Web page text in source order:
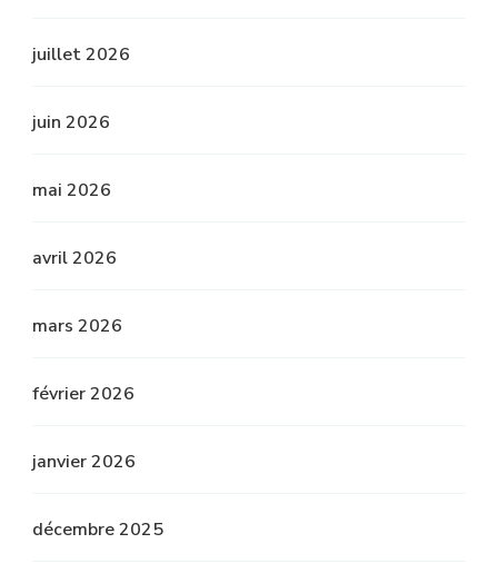
juillet 2026
juin 2026
mai 2026
avril 2026
mars 2026
février 2026
janvier 2026
décembre 2025